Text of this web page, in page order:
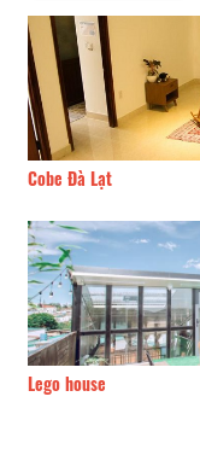
Cobe Đà Lạt
Lego house